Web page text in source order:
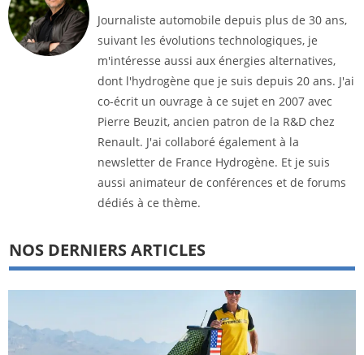
Journaliste automobile depuis plus de 30 ans,
suivant les évolutions technologiques, je
m'intéresse aussi aux énergies alternatives,
dont l'hydrogène que je suis depuis 20 ans. J'ai
co-écrit un ouvrage à ce sujet en 2007 avec
Pierre Beuzit, ancien patron de la R&D chez
Renault. J'ai collaboré également à la
newsletter de France Hydrogène. Et je suis
aussi animateur de conférences et de forums
dédiés à ce thème.
NOS DERNIERS ARTICLES